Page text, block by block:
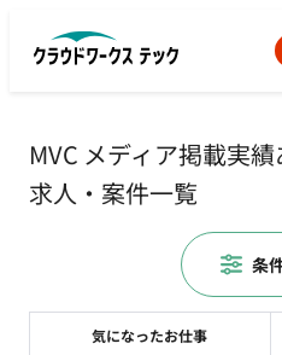
MVC メディア掲載実
求人・案件一覧
気になったお仕事
条